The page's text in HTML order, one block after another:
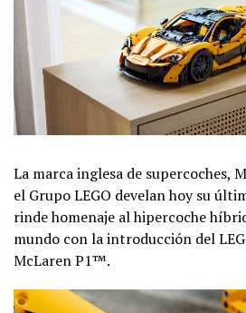
La marca inglesa de supercoches,
el Grupo LEGO develan hoy su
rinde homenaje al hipercoche
mundo con la introducción del
McLaren P1™.